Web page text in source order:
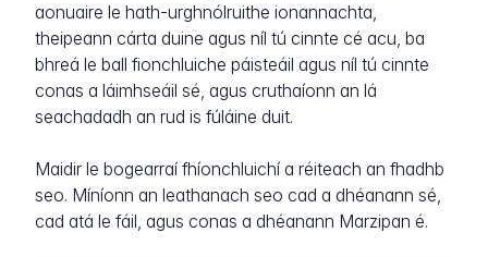
aonuaire le hath-urghnólruithe ionannachta,
theipeann cárta duine agus níl tú cinnte cé acu, ba
bhreá le ball fionchluiche páisteáil agus níl tú cinnte
conas a láimhseáil sé, agus cruthaíonn an lá
seachadadh an rud is fúláine duit.
Maidir le bogearraí fhíonchluichí a réiteach an fhadhb
seo. Míníonn an leathanach seo cad a dhéanann sé,
cad atá le fáil, agus conas a dhéanann Marzipan é.